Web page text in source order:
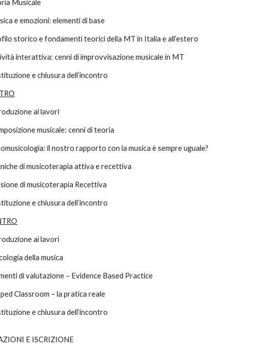
Musicale
e emozioni: elementi di base
storico e fondamenti teorici della MT in Italia e all’estero
interattiva: cenni di improvvisazione musicale in MT
e chiusura dell’incontro
ai lavori
musicale: cenni di teoria
il nostro rapporto con la musica è sempre uguale?
di musicoterapia attiva e recettiva
di musicoterapia Recettiva
e chiusura dell’incontro
ai lavori
della musica
di valutazione – Evidence Based Practice
Classroom – la pratica reale
e chiusura dell’incontro
E ISCRIZIONE